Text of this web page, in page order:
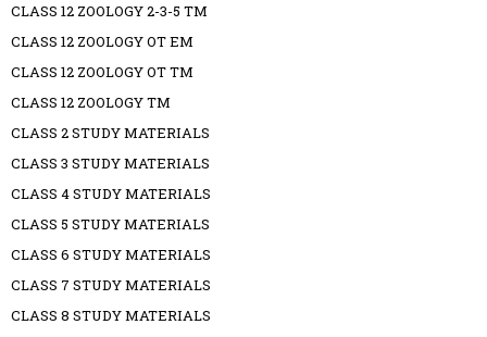
CLASS 12 ZOOLOGY 2-3-5 TM
CLASS 12 ZOOLOGY OT EM
CLASS 12 ZOOLOGY OT TM
CLASS 12 ZOOLOGY TM
CLASS 2 STUDY MATERIALS
CLASS 3 STUDY MATERIALS
CLASS 4 STUDY MATERIALS
CLASS 5 STUDY MATERIALS
CLASS 6 STUDY MATERIALS
CLASS 7 STUDY MATERIALS
CLASS 8 STUDY MATERIALS